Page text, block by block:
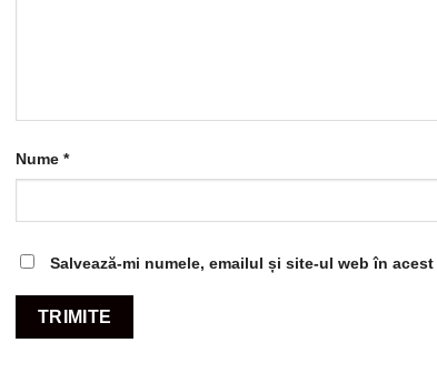
Nume *
Salvează-mi numele, emailul și site-ul web în